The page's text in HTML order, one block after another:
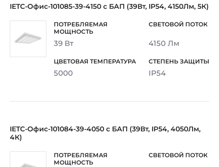
IETC-Офис-101085-39-4150 с БАП (39Вт, IP54, 4150Лм, 5К)
39 Вт 4150 Лм
5000 IP54
IETC-Офис-101084-39-4050 с БАП (39Вт, IP54, 4050Лм,
4К)